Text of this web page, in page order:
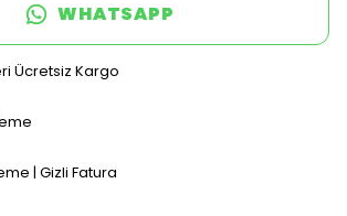
WHATSAPP
Ücretsiz Kargo
| Gizli Fatura